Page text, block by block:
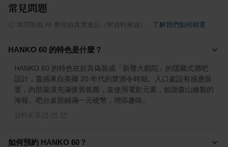
常見問題
本問答由 AI 整理自真實食記（附資料來源） 了解我們如何精選
HANKO 60 的特色是什麼？
HANKO 60 的特色在於其偽裝成「新聲大戲院」的隱藏式酒吧
設計，靈感來自美國 20 年代的禁酒令時期。入口處設有感應裝
置，內部裝潢充滿懷舊氛圍，並使用電影元素，如謝森山繪製的
海報。吧台桌面鋪滿一元硬幣，增添趣味。
如何預約 HANKO 60？